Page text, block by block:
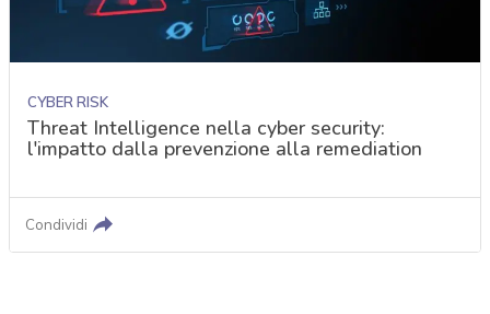
CYBER RISK
Threat Intelligence nella cyber security:
l'impatto dalla prevenzione alla remediation
Condividi